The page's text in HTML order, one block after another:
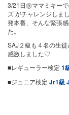
3/21日㊗️ママミキー
ズ がチャレンジしま
発本番、そんな緊張
た。
SAJ２級も４名の生
感激しました♡
■レギューラー検定 1
■ジュニア検定 Jr1級